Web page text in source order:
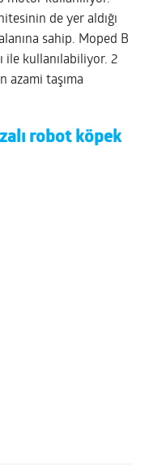
de yer aldığı
sahip. Moped B
ile kullanılabiliyor. 2
azami taşıma
robot köpek